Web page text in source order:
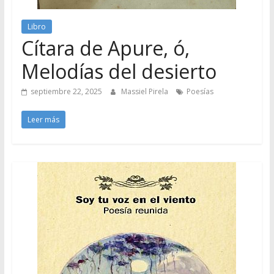
Libro
Cítara de Apure, ó,
Melodías del desierto
septiembre 22, 2025 Massiel Pirela Poesías
Leer más